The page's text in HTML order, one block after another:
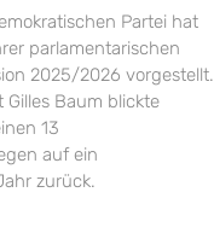
Partei hat
parlamentarischen
2025/2026 vorgestellt.
Gilles Baum blickte
13
auf ein
zurück.